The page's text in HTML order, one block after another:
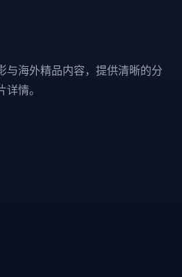
与海外精品内容，提供清晰的分
情。